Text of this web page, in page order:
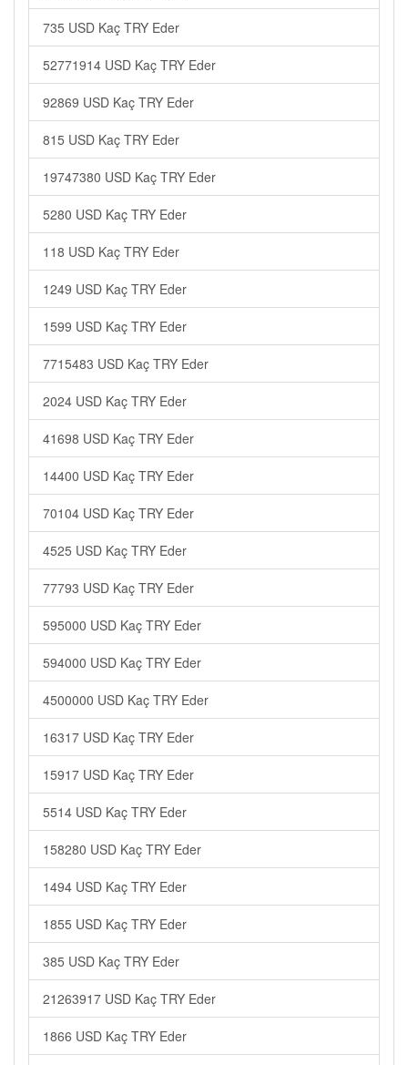
735 USD Kaç TRY Eder
52771914 USD Kaç TRY Eder
92869 USD Kaç TRY Eder
815 USD Kaç TRY Eder
19747380 USD Kaç TRY Eder
5280 USD Kaç TRY Eder
118 USD Kaç TRY Eder
1249 USD Kaç TRY Eder
1599 USD Kaç TRY Eder
7715483 USD Kaç TRY Eder
2024 USD Kaç TRY Eder
41698 USD Kaç TRY Eder
14400 USD Kaç TRY Eder
70104 USD Kaç TRY Eder
4525 USD Kaç TRY Eder
77793 USD Kaç TRY Eder
595000 USD Kaç TRY Eder
594000 USD Kaç TRY Eder
4500000 USD Kaç TRY Eder
16317 USD Kaç TRY Eder
15917 USD Kaç TRY Eder
5514 USD Kaç TRY Eder
158280 USD Kaç TRY Eder
1494 USD Kaç TRY Eder
1855 USD Kaç TRY Eder
385 USD Kaç TRY Eder
21263917 USD Kaç TRY Eder
1866 USD Kaç TRY Eder